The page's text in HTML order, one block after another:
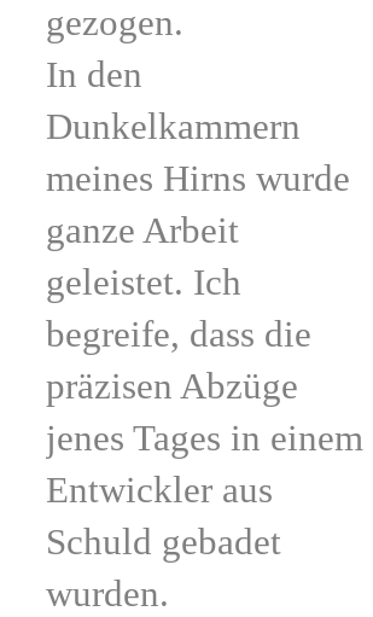
gezogen.
In den
Dunkelkammern
meines Hirns wurde
ganze Arbeit
geleistet. Ich
begreife, dass die
präzisen Abzüge
jenes Tages in einem
Entwickler aus
Schuld gebadet
wurden.